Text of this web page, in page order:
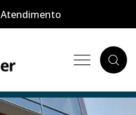
Atendimento